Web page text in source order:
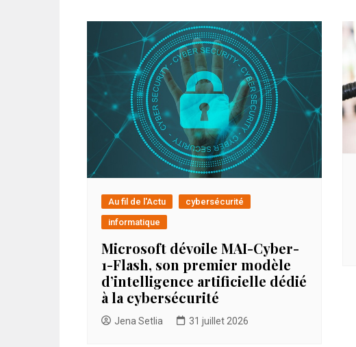
Au fil de l'Actu
cybersécurité
informatique
Microsoft dévoile MAI-Cyber-
1-Flash, son premier modèle
d’intelligence artificielle dédié
à la cybersécurité
Jena Setlia 31 juillet 2026